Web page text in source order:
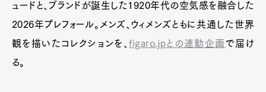
ュードと、ブランドが誕生した1920年代の空気感を融合した
2026年プレフォール。メンズ、ウィメンズともに共通した世界
観を描いたコレクションを、figaro.jpとの連動企画 で届け
る。